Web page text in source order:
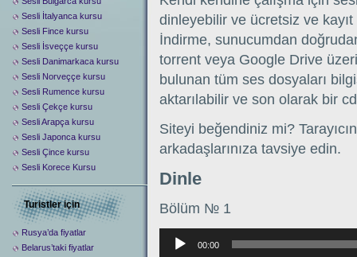
dinleyebilir ve ücretsiz ve
İndirme, sunucumdan
torrent veya Google Drive
bulunan tüm ses dosyaları
aktarılabilir ve son olarak bir
Siteyi beğendiniz mi?
arkadaşlarınıza tavsiye edin.
Dinle
Bölüm № 1
Аудиоплеер
00:00
Sesli İtalyanca kursu
Sesli Fince kursu
Sesli İsveççe kursu
Sesli Danimarkaca kursu
Sesli Norveççe kursu
Sesli Rumence kursu
Sesli Çekçe kursu
Sesli Arapça kursu
Sesli Japonca kursu
Sesli Çince kursu
Sesli Korece Kursu
Turistler için
Rusya’da fiyatlar
Belarus’taki fiyatlar